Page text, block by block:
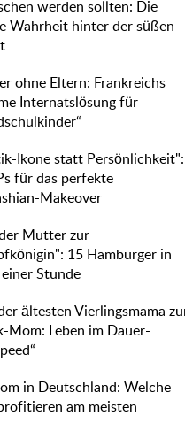
werden sollten: Die
Wahrheit hinter der süßen
ohne Eltern: Frankreichs
Internatslösung für
Ikone statt Persönlichkeit":
für das perfekte
Makeover
Mutter zur
15 Hamburger in
Stunde
ältesten Vierlingsmama
Mom: Leben im Dauer-
in Deutschland: Welche
am meisten